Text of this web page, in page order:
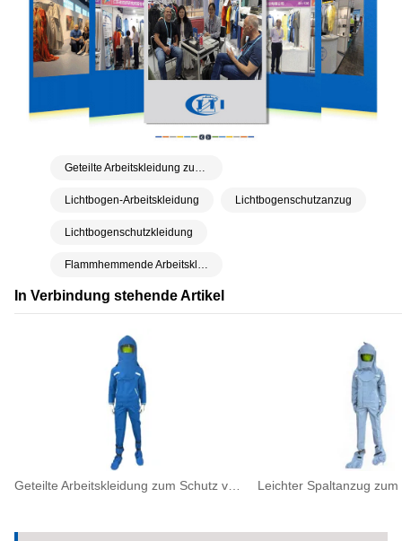
In Verbindung stehende Artikel
Geteilte Arbeitskleidung zum Schutz vor Lichtbogenblitzen für elektrische Sicherheit
Geteilte Arbeitskleidung zum Schutz vor Lichtbogenblitzen
Lichtbogen-Arbeitskleidung Lichtbogenschutzanzug
Lichtbogenschutzkleidung
Flammhemmende Arbeitskleidung